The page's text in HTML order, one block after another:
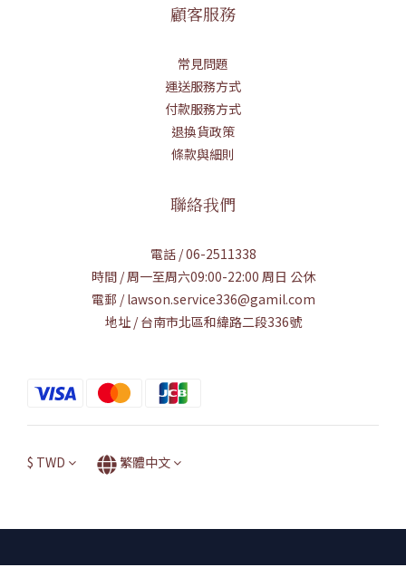
顧客服務
常見問題
運送服務方式
付款服務方式
退換貨政策
條款與細則
聯絡我們
電話 / 06-2511338
時間 / 周一至周六09:00-22:00 周日 公休
電郵 / lawson.service336@gamil.com
地址 / 台南市北區和緯路二段336號
$ TWD 繁體中文